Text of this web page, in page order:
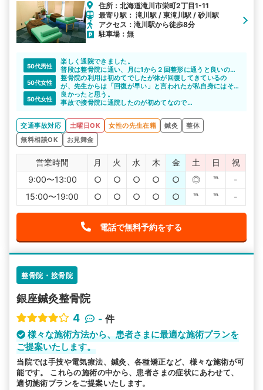
住所：北海道滝川市栄町2丁目1-11
最寄り駅： 滝川駅 / 東滝川駅 / 砂川駅
アクセス：滝川駅から徒歩8分
駐車場：無
50代男性
楽しく通院できました。
普段は整骨院に通い、月に1から２回整形に通うと良いので
は。
50代女性
整骨院の利用は初めてでしたが体が回復してきているの
が、先生からは「回復が早い」と言われたが私自身にはそ
こまでの回復力がいまいちよく分からなかった。ただ、先
生はとても親身に話しを聞いて下さり共感して下さり心が
50代女性
良かったと思う。
事故で接骨院に通院したのが初めてなので
いが 施術で楽になったのはある。
交通事故対応 土曜日OK 女性の先生在籍 鍼灸
整体
無料相談OK
お見舞金
営業時間 月 火 水 木 金 土 日
祝
9:00〜13:00
○ ○ ○ ○ ○ ◎ ℡
-
15:00〜19:00
○ ○ ○ ○ ○ ℡ ℡ -
電話で無料予約をする
整骨院・接骨院
銀座鍼灸整骨院
4
- 件
様々な施術方法から、患者さまに最適な施術プランを
ご提案いたします。
当院では手技や電気療法、鍼灸、各種矯正など、様々な施術が可
能です。 これらの施術の中から、患者さまの症状にあわせて、
適切施術プランをご提案いたします。